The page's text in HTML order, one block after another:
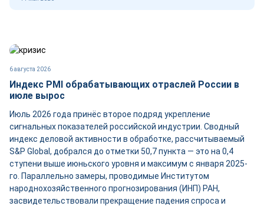
6 августа 2026
Индекс PMI обрабатывающих отраслей России в
июле вырос
Июль 2026 года принёс второе подряд укрепление
сигнальных показателей российской индустрии. Сводный
индекс деловой активности в обработке, рассчитываемый
S&P Global, добрался до отметки 50,7 пункта — это на 0,4
ступени выше июньского уровня и максимум с января 2025-
го. Параллельно замеры, проводимые Институтом
народнохозяйственного прогнозирования (ИНП) РАН,
засвидетельствовали прекращение падения спроса и